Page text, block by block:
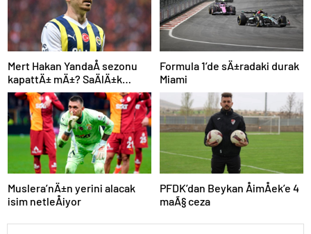
Mert Hakan YandaÅ sezonu
kapattÄ± mÄ±? SaÄlÄ±k
durumu hakkÄ±nda
aÃ§Ä±klama
Formula 1’de sÄ±radaki durak
Miami
Muslera’nÄ±n yerini alacak
isim netleÅiyor
PFDK’dan Beykan ÅimÅek’e 4
maÃ§ ceza